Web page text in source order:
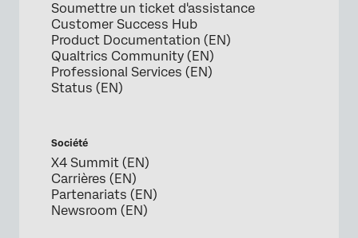
Soumettre un ticket d'assistance
Customer Success Hub
Product Documentation (EN)
Qualtrics Community (EN)
Professional Services (EN)
Status (EN)
Société
X4 Summit (EN)
Carrières (EN)
Partenariats (EN)
Newsroom (EN)